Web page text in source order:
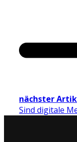
nächster
Sind digitale